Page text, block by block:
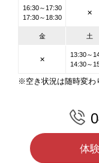
16:30～17:30
17:30～18:30
✕
金 土
✕
13:30～
14:30～
※空き状況は随時変わ
体